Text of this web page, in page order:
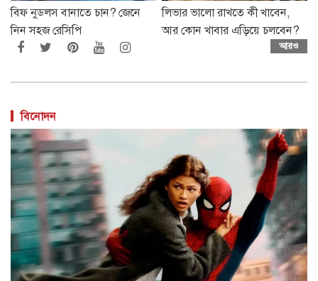
বিফ নুডলস বানাতে চান? জেনে
নিন সহজ রেসিপি
লিভার ভালো রাখতে কী খাবেন,
আর কোন খাবার এড়িয়ে চলবেন?
আরও
বিনোদন